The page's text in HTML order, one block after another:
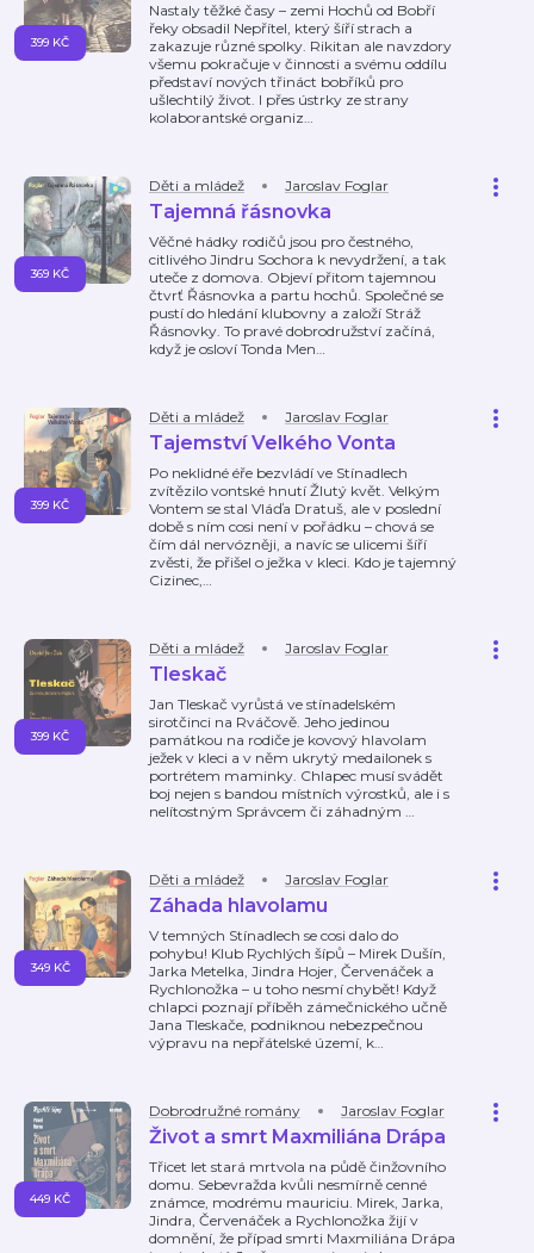
Nastaly těžké časy – zemi Hochů od Bobří
řeky obsadil Nepřítel, který šíří strach a
zakazuje různé spolky. Rikitan ale navzdory
všemu pokračuje v činnosti a svému oddílu
představí nových třináct bobříků pro
ušlechtilý život. I přes ústrky ze strany
kolaborantské organiz…
399 KČ
Děti a mládež Jaroslav Foglar
Tajemná řásnovka
Věčné hádky rodičů jsou pro čestného,
citlivého Jindru Sochora k nevydržení, a tak
uteče z domova. Objeví přitom tajemnou
čtvrť Řásnovka a partu hochů. Společné se
pustí do hledání klubovny a založí Stráž
Řásnovky. To pravé dobrodružství začíná,
když je osloví Tonda Men…
369 KČ
Děti a mládež Jaroslav Foglar
Tajemství Velkého Vonta
Po neklidné éře bezvládí ve Stínadlech
zvítězilo vontské hnutí Žlutý květ. Velkým
Vontem se stal Vláďa Dratuš, ale v poslední
době s ním cosi není v pořádku – chová se
čím dál nervózněji, a navíc se ulicemi šíří
zvěsti, že přišel o ježka v kleci. Kdo je tajemný
Cizinec,…
399 KČ
Děti a mládež Jaroslav Foglar
Tleskač
Jan Tleskač vyrůstá ve stínadelském
sirotčinci na Rváčově. Jeho jedinou
památkou na rodiče je kovový hlavolam
ježek v kleci a v něm ukrytý medailonek s
portrétem maminky. Chlapec musí svádět
boj nejen s bandou místních výrostků, ale i s
nelítostným Správcem či záhadným …
399 KČ
Děti a mládež Jaroslav Foglar
Záhada hlavolamu
V temných Stínadlech se cosi dalo do
pohybu! Klub Rychlých šípů – Mirek Dušín,
Jarka Metelka, Jindra Hojer, Červenáček a
Rychlonožka – u toho nesmí chybět! Když
chlapci poznají příběh zámečnického učně
Jana Tleskače, podniknou nebezpečnou
výpravu na nepřátelské území, k…
349 KČ
Dobrodružné romány Jaroslav Foglar
Život a smrt Maxmiliána Drápa
Třicet let stará mrtvola na půdě činžovního
domu. Sebevražda kvůli nesmírně cenné
známce, modrému mauriciu. Mirek, Jarka,
Jindra, Červenáček a Rychlonožka žijí v
domnění, že případ smrti Maxmiliána Drápa
449 KČ